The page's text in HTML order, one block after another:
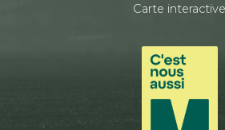
Carte interactive